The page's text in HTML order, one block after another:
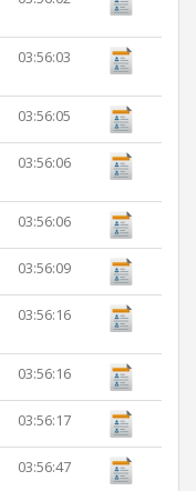
03:56:03
03:56:05
03:56:06
03:56:06
03:56:09
03:56:16
03:56:16
03:56:17
03:56:47